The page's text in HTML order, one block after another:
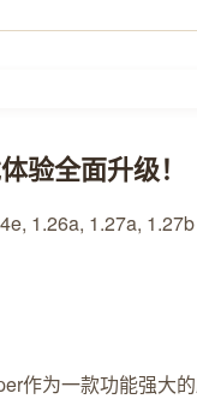
验全面升级！
1.26a, 1.27a, 1.27b
作为一款功能强大